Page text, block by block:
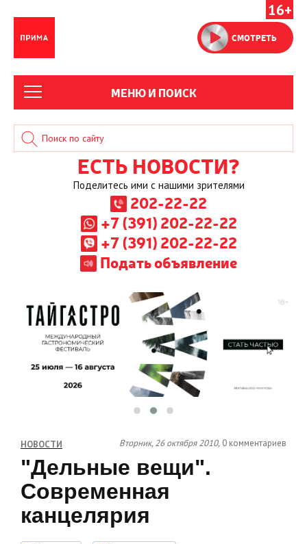
16+
СМОТРЕТЬ
МЕНЮ И ПОИСК
ЕСТЬ НОВОСТИ?
Поделитесь ими с нашими зрителями
202-22-22
+7 (391) 202-22-22
+7 (391) 202-22-22
Подать объявление
НОВОСТИ Вторник, 26 октября 2010, 0 комментариев
"Дельные вещи".
Современная
канцелярия